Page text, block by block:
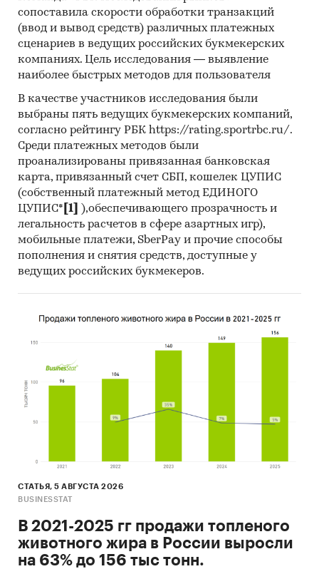
При подготовке обзора используется
официальная статистика и собственные
базы данных компании.
Федеральная служба государственной
статистики РФ
Министерство экономического развития РФ
Федеральная таможенная служба РФ
Федеральная налоговая служба РФ
Таможенный союз ЕАЭС
Информация BusinesStat:
Аудит торговли безопасным стеклом
минеральной продукции
/
Стекло
Россия
сопоставила скорости обработки транзакций
(ввод и вывод средств) различных платежных
сценариев в ведущих российских букмекерских
компаниях. Цель исследования — выявление
наиболее быстрых методов для пользователя
В качестве участников исследования были
выбраны пять ведущих букмекерских компаний,
согласно рейтингу РБК https://rating.sportrbc.ru/.
Среди платежных методов были
проанализированы привязанная банковская
карта, привязанный счет СБП, кошелек ЦУПИС
(собственный платежный метод ЕДИНОГО
ЦУПИС* [1]
),обеспечивающего прозрачность и
легальность расчетов в сфере азартных игр),
мобильные платежи, SberPay и прочие способы
пополнения и снятия средств, доступные у
ведущих российских букмекеров.
СТАТЬЯ, 5 АВГУСТА 2026
BUSINESSTAT
В 2021-2025 гг продажи топленого
животного жира в России выросли
на 63% до 156 тыс тонн.